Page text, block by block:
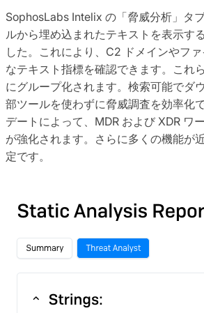
SophosLabs Intelix の「脅威分析」タ
ルから埋め込まれたテキストを表示す
した。これにより、C2 ドメインやフ
なテキスト指標を確認できます。これ
にグループ化されます。検索可能でダ
部ツールを使わずに脅威調査を効率化
デートによって、MDR および XDR ワ
が強化されます。さらに多くの機能が
定です。